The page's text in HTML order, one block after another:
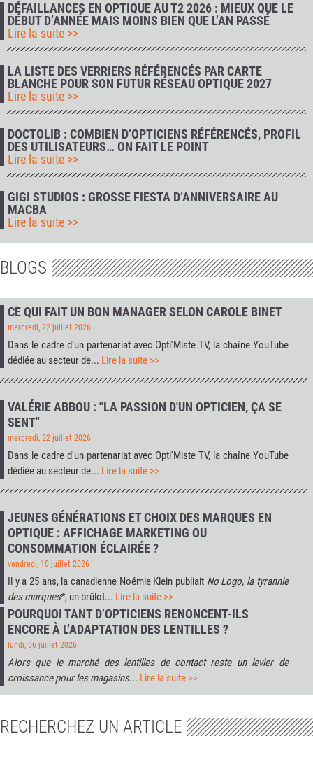
DÉFAILLANCES EN OPTIQUE AU T2 2026 : MIEUX QUE LE
DÉBUT D’ANNÉE MAIS MOINS BIEN QUE L’AN PASSÉ
Lire la suite >>
LA LISTE DES VERRIERS RÉFÉRENCÉS PAR CARTE
BLANCHE POUR SON FUTUR RÉSEAU OPTIQUE 2027
Lire la suite >>
DOCTOLIB : COMBIEN D’OPTICIENS RÉFÉRENCÉS, PROFIL
DES UTILISATEURS… ON FAIT LE POINT
Lire la suite >>
GIGI STUDIOS : GROSSE FIESTA D’ANNIVERSAIRE AU
MACBA
Lire la suite >>
BLOGS
CE QUI FAIT UN BON MANAGER SELON CAROLE BINET
mercredi, 22 juillet 2026
Dans le cadre d'un partenariat avec Opti'Miste TV, la chaîne YouTube
dédiée au secteur de... Lire la suite >>
VALÉRIE ABBOU : "LA PASSION D'UN OPTICIEN, ÇA SE
SENT"
mercredi, 22 juillet 2026
Dans le cadre d'un partenariat avec Opti'Miste TV, la chaîne YouTube
dédiée au secteur de... Lire la suite >>
JEUNES GÉNÉRATIONS ET CHOIX DES MARQUES EN
OPTIQUE : AFFICHAGE MARKETING OU
CONSOMMATION ÉCLAIRÉE ?
vendredi, 10 juillet 2026
Il y a 25 ans, la canadienne Noémie Klein publiait No Logo, la tyrannie
des marques*, un brûlot... Lire la suite >>
POURQUOI TANT D’OPTICIENS RENONCENT-ILS
ENCORE À L’ADAPTATION DES LENTILLES ?
lundi, 06 juillet 2026
Alors que le marché des lentilles de contact reste un levier de
croissance pour les magasins... Lire la suite >>
RECHERCHEZ UN ARTICLE